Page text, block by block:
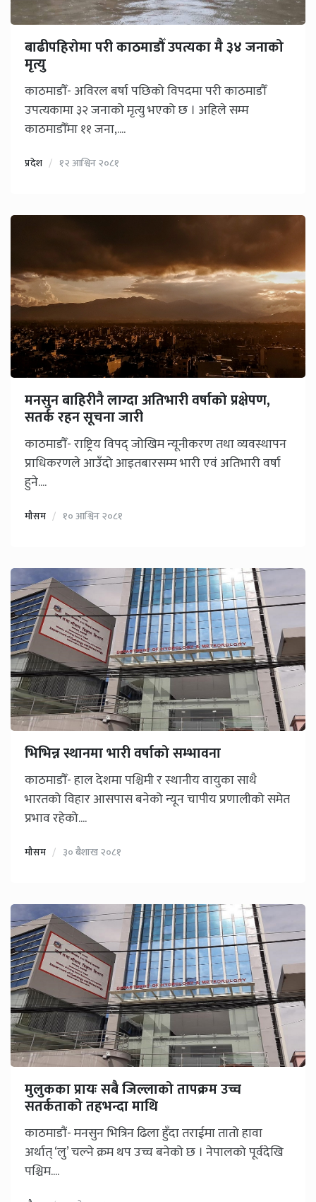
बाढीपहिरोमा परी काठमाडौँ उपत्यका मै ३४ जनाको
मृत्यु
काठमाडौँ- अविरल बर्षा पछिको विपदमा परी काठमाडौँ
उपत्यकामा ३२ जनाको मृत्यु भएको छ । अहिले सम्म
काठमाडौँमा ११ जना,....
प्रदेश १२ आश्विन २०८१
मनसुन बाहिरीनै लाग्दा अतिभारी वर्षाको प्रक्षेपण,
सतर्क रहन सूचना जारी
काठमाडौँ- राष्ट्रिय विपद् जोखिम न्यूनीकरण तथा व्यवस्थापन
प्राधिकरणले आउँदो आइतबारसम्म भारी एवं अतिभारी वर्षा
हुने....
मौसम १० आश्विन २०८१
भिभिन्न स्थानमा भारी वर्षाको सम्भावना
काठमाडौँ- हाल देशमा पश्चिमी र स्थानीय वायुका साथै
भारतको विहार आसपास बनेको न्यून चापीय प्रणालीको समेत
प्रभाव रहेको....
मौसम ३० बैशाख २०८१
मुलुकका प्रायः सबै जिल्लाको तापक्रम उच्च
सतर्कताको तहभन्दा माथि
काठमाडौं- मनसुन भित्रिन ढिला हुँदा तराईमा तातो हावा
अर्थात् ‘लु’ चल्ने क्रम थप उच्च बनेको छ । नेपालको पूर्वदेखि
पश्चिम....